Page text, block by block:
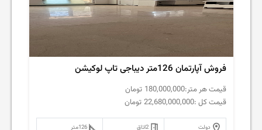
فروش آپارتمان 126متر دیباجی تاپ لوکیشن
قیمت هر متر:180,000,000 تومان
قیمت کل :22,680,000,000 تومان
دولت 2اتاق 126متر